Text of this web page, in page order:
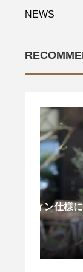
NEWS
本日
びマ